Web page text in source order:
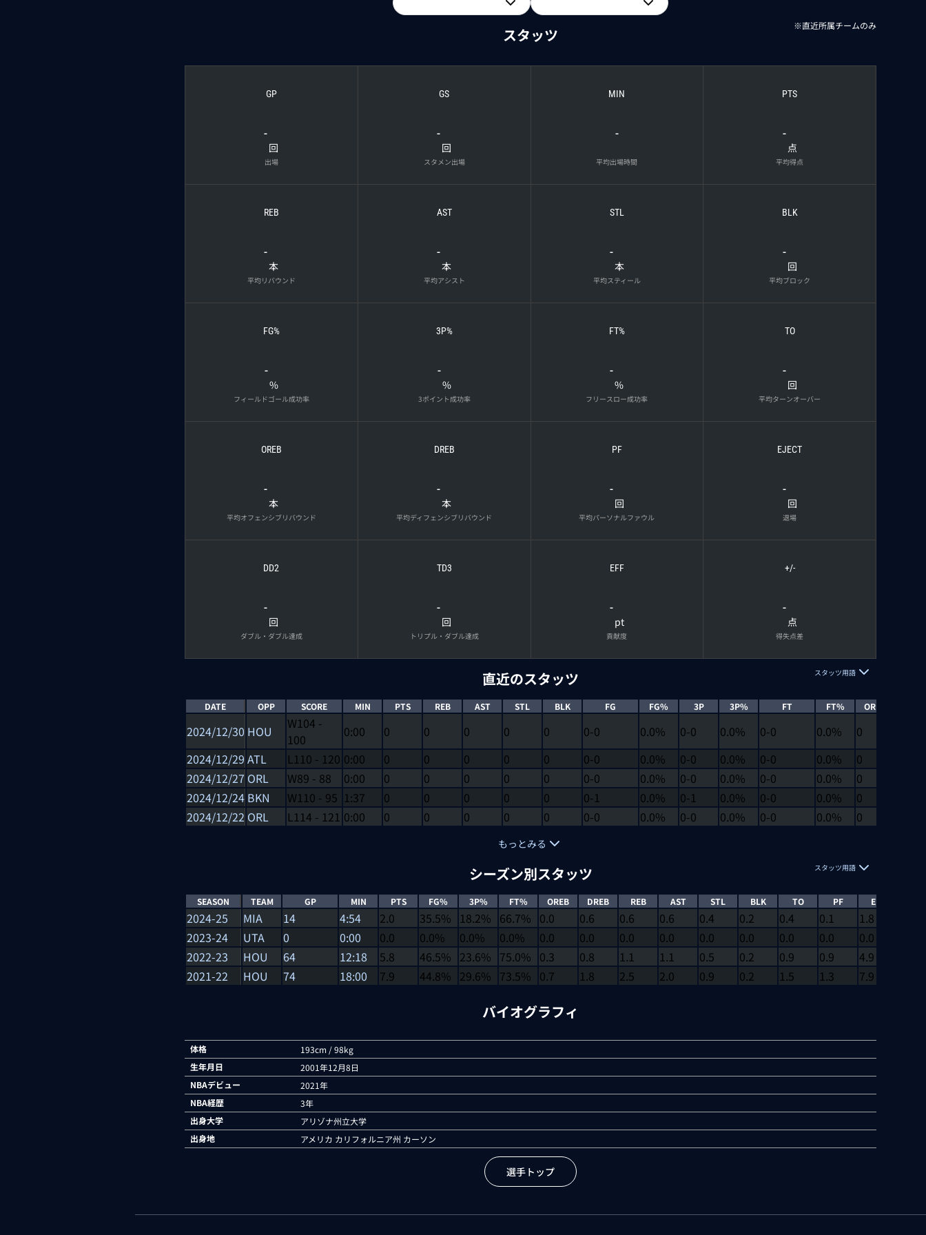
スタッツ ※直近所属チームのみ
GP
-
回
出場
GS
-
回
スタメン出場
MIN
-
平均出場時間
PTS
-
点
平均得点
REB
-
本
平均リバウンド
AST
-
本
平均アシスト
STL
-
本
平均スティール
BLK
-
回
平均ブロック
FG%
-
%
フィールドゴール成功率
3P%
-
%
3ポイント成功率
FT%
-
%
フリースロー成功率
TO
-
回
平均ターンオーバー
OREB
-
本
平均オフェンシブリバウンド
DREB
-
本
平均ディフェンシブリバウンド
PF
-
回
平均パーソナルファウル
EJECT
-
回
退場
DD2
-
回
ダブル・ダブル達成
TD3
-
回
トリプル・ダブル達成
EFF
-
pt
貢献度
+/-
-
点
得失点差
直近のスタッツ スタッツ用語
DATE OPP SCORE MIN PTS REB AST STL BLK FG FG% 3P 3P% FT FT% OREB
2024/12/30 HOU W104 -
100
0:00 0 0 0 0 0 0-0 0.0% 0-0 0.0% 0-0 0.0% 0
2024/12/29 ATL L 110 - 120 0:00 0 0 0 0 0 0-0 0.0% 0-0 0.0% 0-0 0.0% 0
2024/12/27 ORL W89 - 88 0:00 0 0 0 0 0 0-0 0.0% 0-0 0.0% 0-0 0.0% 0
2024/12/24 BKN W110 - 95 1:37 0 0 0 0 0 0-1 0.0% 0-1 0.0% 0-0 0.0% 0
2024/12/22 ORL L 114 - 121 0:00 0 0 0 0 0 0-0 0.0% 0-0 0.0% 0-0 0.0% 0
もっとみる
シーズン別スタッツ スタッツ用語
SEASON TEAM GP MIN PTS FG% 3P% FT% OREB DREB REB AST STL BLK TO PF EFF
2024-25 MIA 14 4:54 2.0 35.5% 18.2% 66.7% 0.0 0.6 0.6 0.6 0.4 0.2 0.4 0.1 1.8
2023-24
UTA 0 0:00 0.0 0.0% 0.0% 0.0% 0.0 0.0 0.0 0.0 0.0 0.0 0.0 0.0 0.0
2022-23
HOU 64 12:18 5.8 46.5% 23.6% 75.0% 0.3 0.8 1.1 1.1 0.5 0.2 0.9 0.9 4.9
2021-22
HOU 74 18:00 7.9 44.8% 29.6% 73.5% 0.7 1.8 2.5 2.0 0.9 0.2 1.5 1.3 7.9
バイオグラフィ
体格
193cm / 98kg
生年月日
2001年12月8日
NBAデビュー
2021年
NBA経歴
3年
出身大学
アリゾナ州立大学
出身地
アメリカ カリフォルニア州 カーソン
選手トップ